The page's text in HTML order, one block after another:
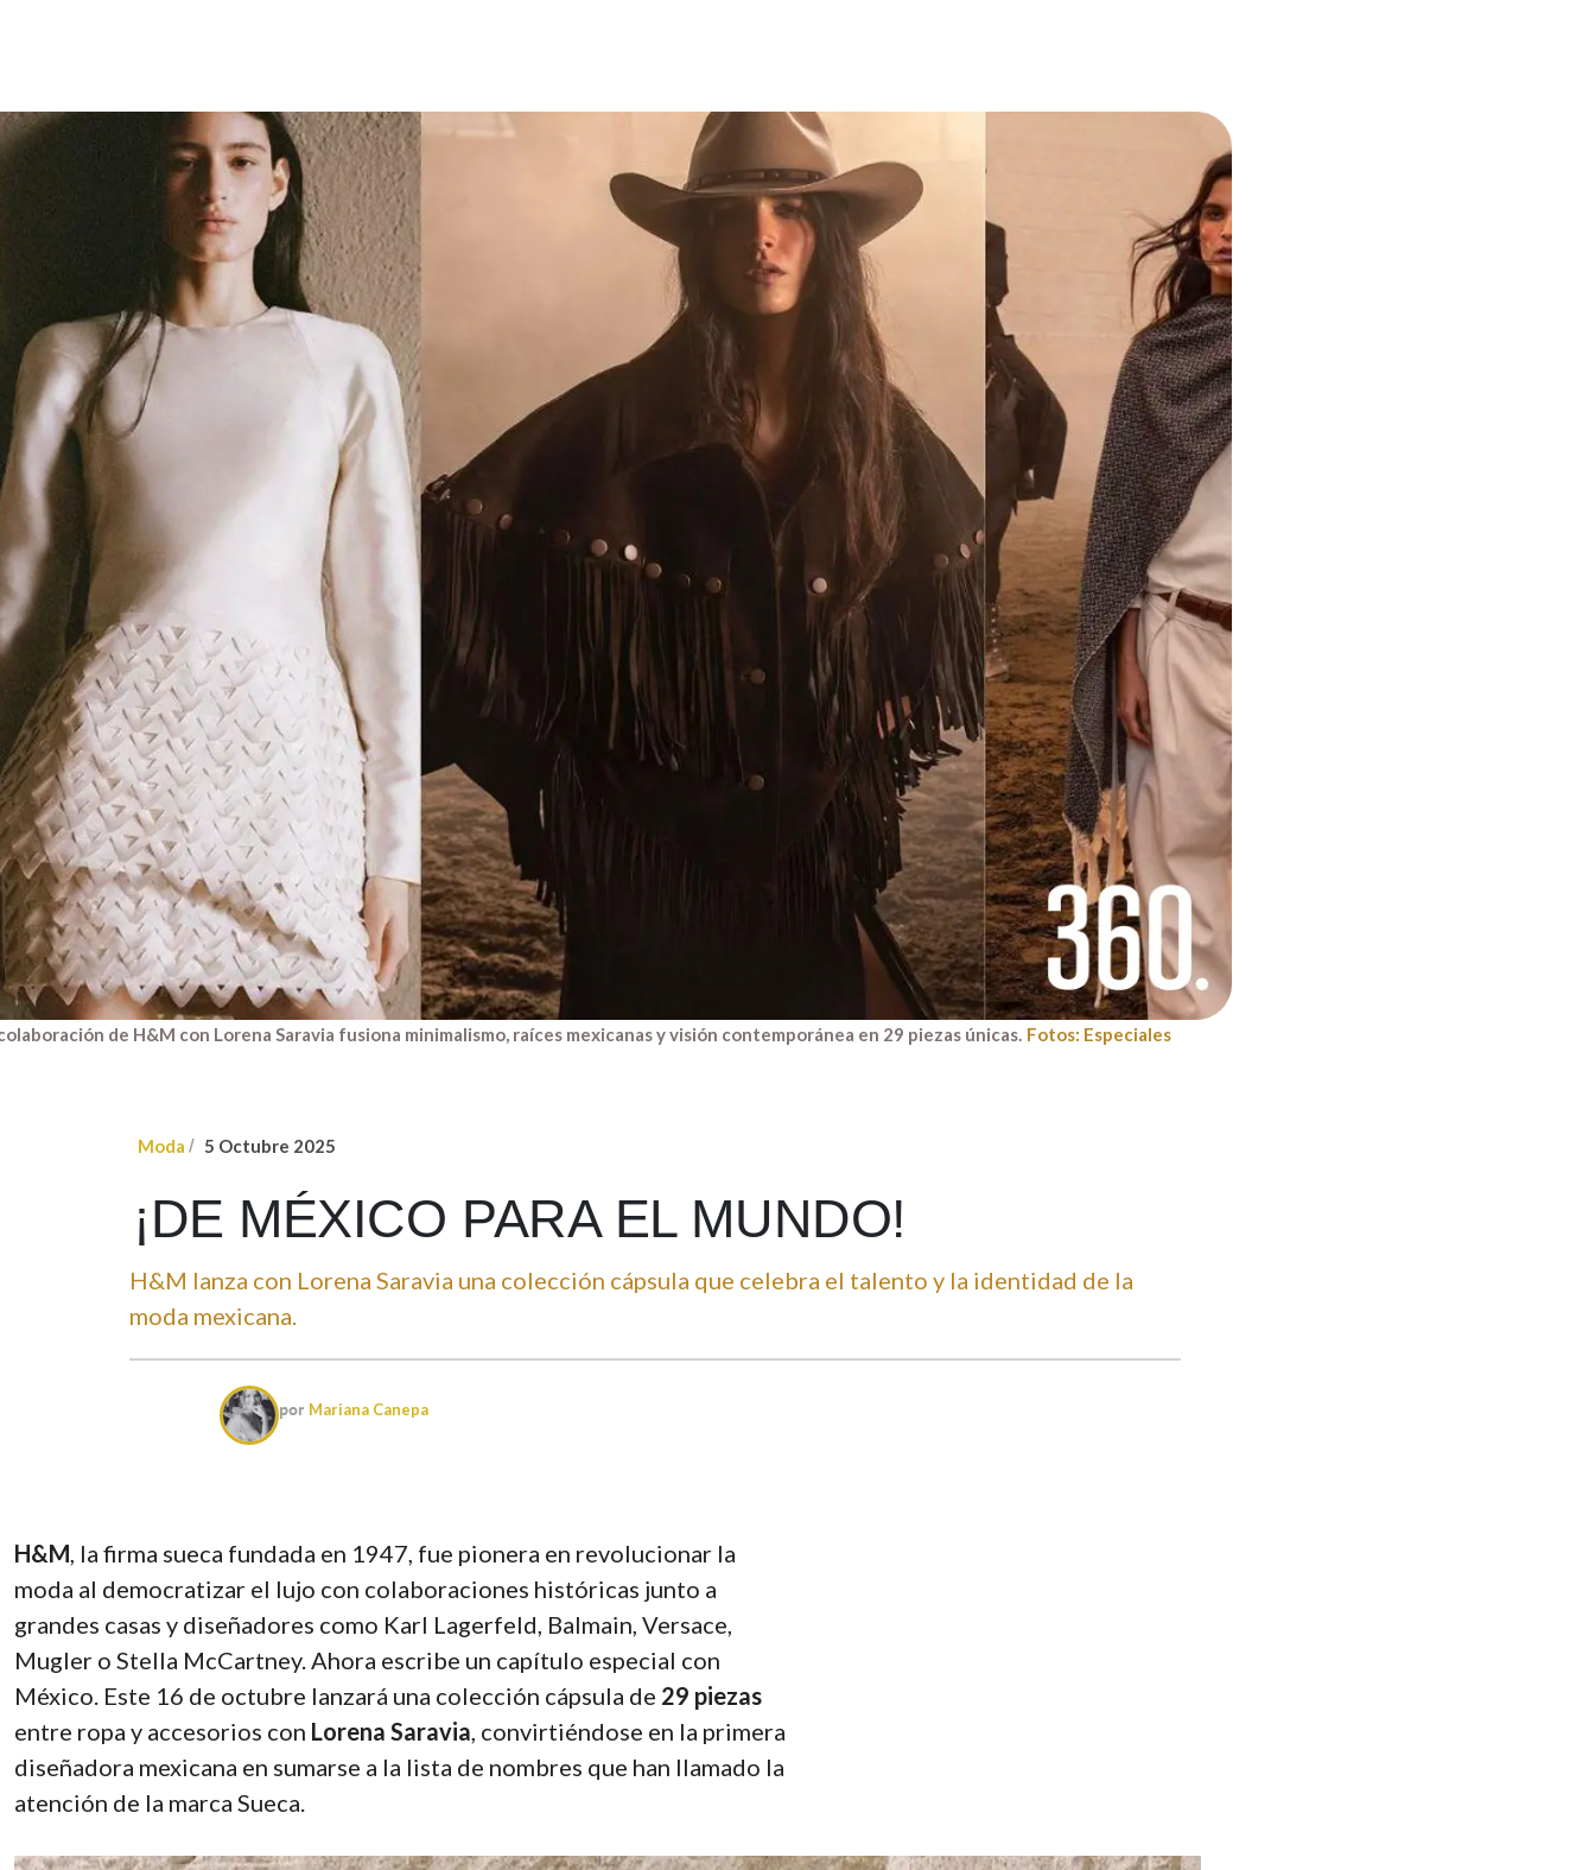
de H&M con Lorena Saravia fusiona minimalismo, raíces mexicanas y visión contemporánea en 29 piezas únicas. Fotos: Especiales
Moda / 5 Octubre 2025
¡DE MÉXICO PARA EL MUNDO!
H&M lanza con Lorena Saravia una colección cápsula que celebra el talento y la identidad de la
moda mexicana.
por Mariana Canepa
H&M , la firma sueca fundada en 1947, fue pionera en revolucionar la
moda al democratizar el lujo con colaboraciones históricas junto a
grandes casas y diseñadores como Karl Lagerfeld, Balmain, Versace,
Mugler o Stella McCartney. Ahora escribe un capítulo especial con
México. Este 16 de octubre lanzará una colección cápsula de 29 piezas
entre ropa y accesorios con Lorena Saravia , convirtiéndose en la primera
diseñadora mexicana en sumarse a la lista de nombres que han llamado la
atención de la marca Sueca.